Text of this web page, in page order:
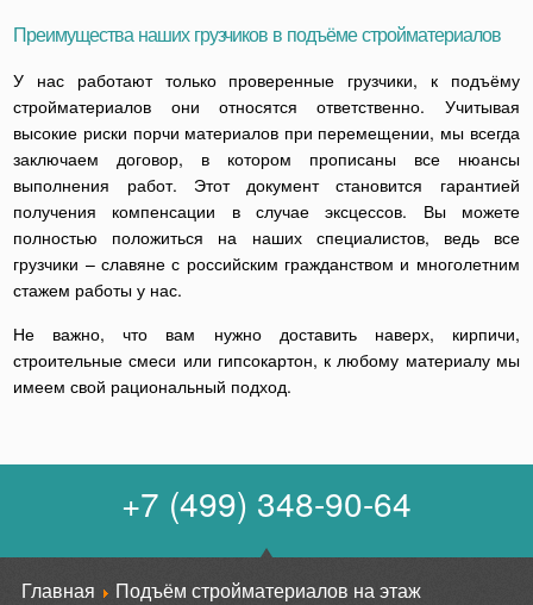
Преимущества наших грузчиков в подъёме стройматериалов
У нас работают только проверенные грузчики, к подъёму
стройматериалов они относятся ответственно. Учитывая
высокие риски порчи материалов при перемещении, мы всегда
заключаем договор, в котором прописаны все нюансы
выполнения работ. Этот документ становится гарантией
получения компенсации в случае эксцессов. Вы можете
полностью положиться на наших специалистов, ведь все
грузчики – славяне с российским гражданством и многолетним
стажем работы у нас.
Не важно, что вам нужно доставить наверх, кирпичи,
строительные смеси или гипсокартон, к любому материалу мы
имеем свой рациональный подход.
+7 (499) 348-90-64
Главная Подъём стройматериалов на этаж